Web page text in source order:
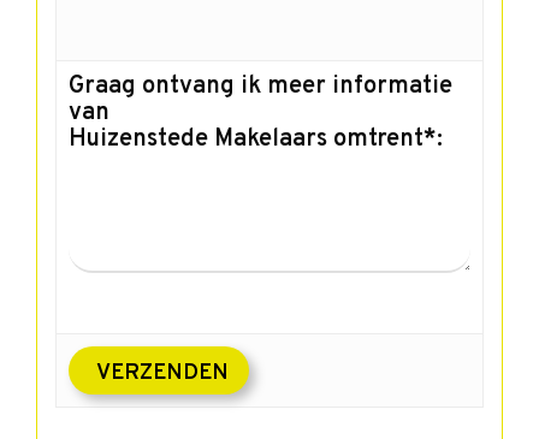
Graag ontvang ik meer informatie
van
Huizenstede Makelaars omtrent*: